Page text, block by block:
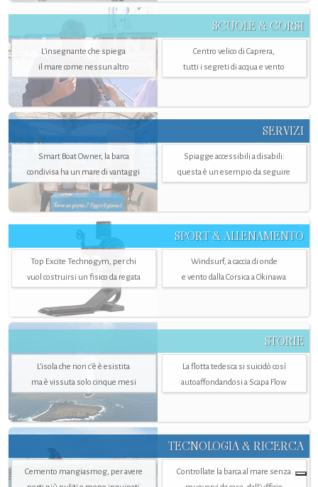
SCUOLE & CORSI
L'insegnante che spiega
il mare come nessun altro
Centro velico di Caprera,
tutti i segreti di acqua e vento
SERVIZI
Smart Boat Owner, la barca
condivisa ha un mare di vantaggi
Spiagge accessibili a disabili:
questa è un esempio da seguire
SPORT & ALLENAMENTO
Top Excite Technogym, per chi
vuol costruirsi un fisico da regata
Windsurf, a caccia di onde
e vento dalla Corsica a Okinawa
STORIE
L’isola che non c'è è esistita
ma è vissuta solo cinque mesi
La flotta tedesca si suicidò così
autoaffondandosi a Scapa Flow
TECNOLOGIA & RICERCA
Cemento mangiasmog, per avere
Controllate la barca al mare senza